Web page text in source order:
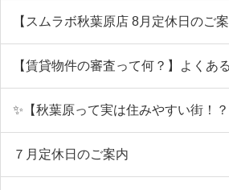
【スムラボ秋葉原店 8月定休日のご案
【賃貸物件の審査って何？】よくあ
✨【秋葉原って実は住みやすい街！？
７月定休日のご案内